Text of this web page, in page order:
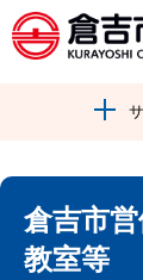
倉吉市
教室等